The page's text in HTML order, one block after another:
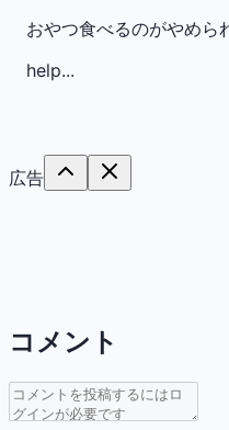
おやつ食べるのがやめら
help...
広告
コメント